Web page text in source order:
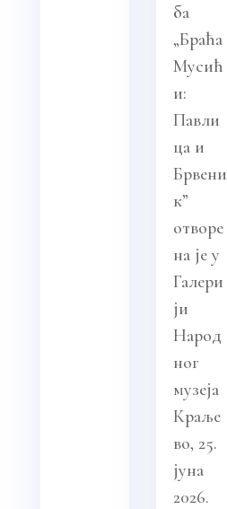
ба
„Браћа
Мусић
и:
Павли
ца и
Брвени
к”
отворе
на је у
Галери
ји
Народ
ног
музеја
Краље
во, 25.
јуна
2026.